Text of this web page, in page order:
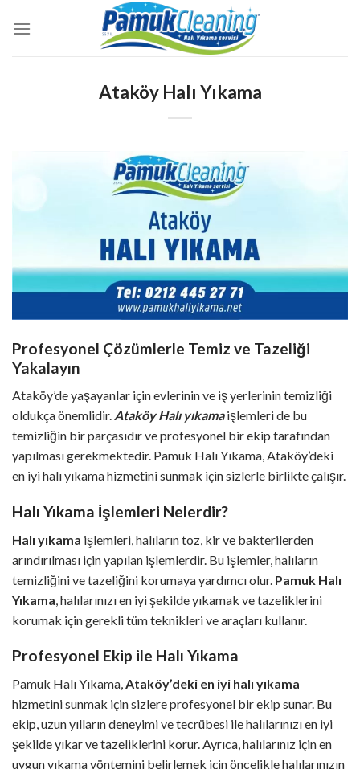
atla
Ataköy Halı Yıkama
Profesyonel Çözümlerle Temiz ve Tazeliği
Yakalayın
Ataköy’de yaşayanlar için evlerinin ve iş yerlerinin temizliği
oldukça önemlidir. Ataköy Halı yıkamaişlemleri de bu
temizliğin bir parçasıdır ve profesyonel bir ekip tarafından
yapılması gerekmektedir. Pamuk Halı Yıkama, Ataköy’deki
en iyi halı yıkama hizmetini sunmak için sizlerle birlikte çalışır.
Halı Yıkama İşlemleri Nelerdir?
Halı yıkama işlemleri, halıların toz, kir ve bakterilerden
arındırılması için yapılan işlemlerdir. Bu işlemler, halıların
temizliğini ve tazeliğini korumaya yardımcı olur. Pamuk Halı
Yıkama , halılarınızı en iyi şekilde yıkamak ve tazeliklerini
korumak için gerekli tüm teknikleri ve araçları kullanır.
Profesyonel Ekip ile Halı Yıkama
Pamuk Halı Yıkama,Ataköy’deki en iyi halı yıkama
hizmetini sunmak için sizlere profesyonel bir ekip sunar. Bu
ekip, uzun yılların deneyimi ve tecrübesi ile halılarınızı en iyi
şekilde yıkar ve tazeliklerini korur. Ayrıca, halılarınız için en
uygun yıkama yöntemini belirlemek için öncelikle halılarınızın